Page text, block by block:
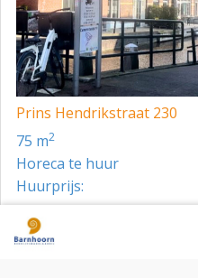
Aanvaarding
In overleg.
Prins Hendrikstraat 230
75 m2
Horeca te huur
Huurprijs:
Toon meer panden in de buurt →